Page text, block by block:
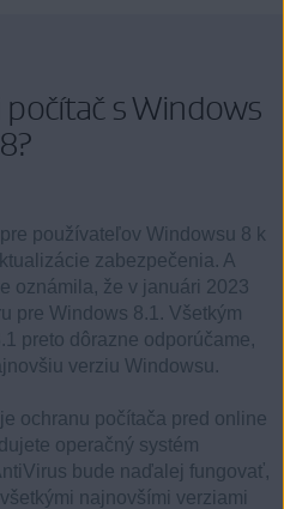
s Windows
8?
používateľov Windowsu 8 k
zabezpečenia. A
oznámila, že v januári 2023
pre Windows 8.1. Všetkým
preto dôrazne odporúčame,
verziu Windowsu.
ochranu počítača pred online
operačný systém
bude naďalej fungovať,
najnovšími verziami